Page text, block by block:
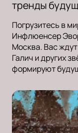
тренды
Погрузитесь в
Инфлюенсер
Москва. Вас
Галич и других
формируют